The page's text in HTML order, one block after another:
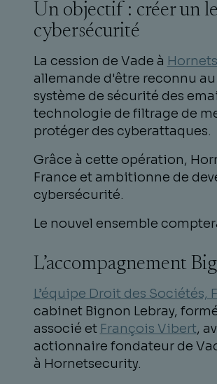
Un objectif : créer un
cybersécurité
La cession de Vade à
allemande d'être reconnu
système de sécurité des
technologie de filtrage de
protéger des cyberattaques.
Grâce à cette opération,
France et ambitionne de
cybersécurité.
Le nouvel ensemble
L’accompagnement
L’équipe Droit des
cabinet Bignon Lebray,
associé et François Vibert,
actionnaire fondateur de
à Hornetsecurity.